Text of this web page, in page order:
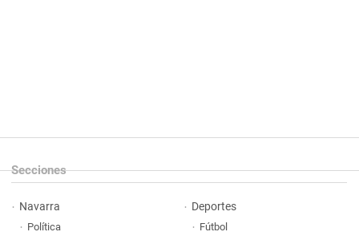
Secciones
Navarra
Política
Deportes
Fútbol